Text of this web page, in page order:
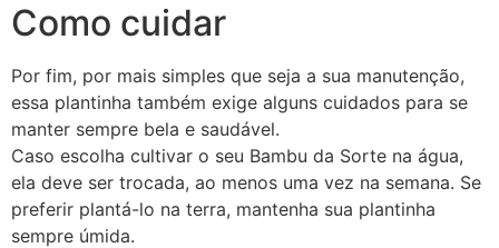
Como cuidar
Por fim, por mais simples que seja a sua manutenção,
essa plantinha também exige alguns cuidados para se
manter sempre bela e saudável.
Caso escolha cultivar o seu Bambu da Sorte na água,
ela deve ser trocada, ao menos uma vez na semana. Se
preferir plantá-lo na terra, mantenha sua plantinha
sempre úmida.